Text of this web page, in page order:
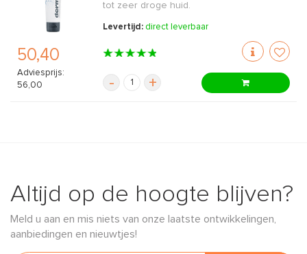
50,40
Adviesprijs:
56,00
tot zeer droge huid.
Levertijd: direct leverbaar
- +
Altijd op de hoogte blijven?
Meld u aan en mis niets van onze laatste ontwikkelingen,
aanbiedingen en nieuwtjes!